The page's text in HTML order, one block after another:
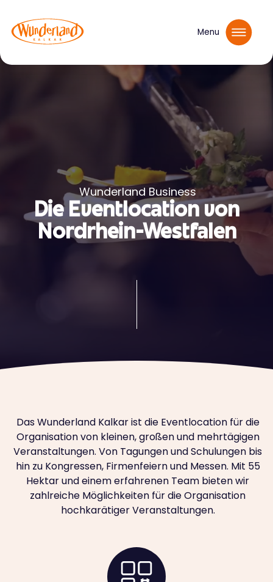
Menu
Wunderland Business
Die Eventlocation von
Nordrhein-Westfalen
Das Wunderland Kalkar ist die Eventlocation für die
Organisation von kleinen, großen und mehrtägigen
Veranstaltungen. Von Tagungen und Schulungen bis
hin zu Kongressen, Firmenfeiern und Messen. Mit 55
Hektar und einem erfahrenen Team bieten wir
zahlreiche Möglichkeiten für die Organisation
hochkarätiger Veranstaltungen.